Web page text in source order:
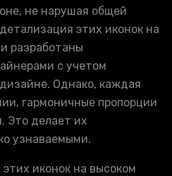
не нарушая общей
этих иконок на
разработаны
с учетом
Однако, каждая
гармоничные пропорции
Это делает их
узнаваемыми.
иконок на высоком